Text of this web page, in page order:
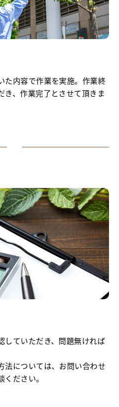
た内容で作業を実施。作業終
き、作業完了とさせて頂きま
していただき、問題無ければ
については、お問い合わせ
ださい。